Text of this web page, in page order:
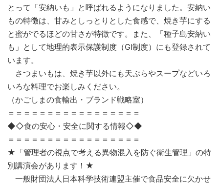
とって「安納いも」と呼ばれるようになりました。安納い
もの特徴は、甘みとしっとりとした食感で、焼き芋にする
と蜜がでるほどの甘さが特徴です。また、「種子島安納い
も」として地理的表示保護制度（GI制度）にも登録されて
います。
さつまいもは、焼き芋以外にも天ぷらやスープなどいろ
いろな料理でお楽しみください。
（かごしまの食輸出・ブランド戦略室）
＝＝＝＝＝＝＝＝＝＝＝＝＝＝＝＝＝
◆◇食の安心・安全に関する情報◇◆
＝＝＝＝＝＝＝＝＝＝＝＝＝＝＝＝＝
★「管理者の視点で考える異物混入を防ぐ衛生管理」の特
別講演会があります！★
一般財団法人日本科学技術連盟主催で食品安全に欠かせ